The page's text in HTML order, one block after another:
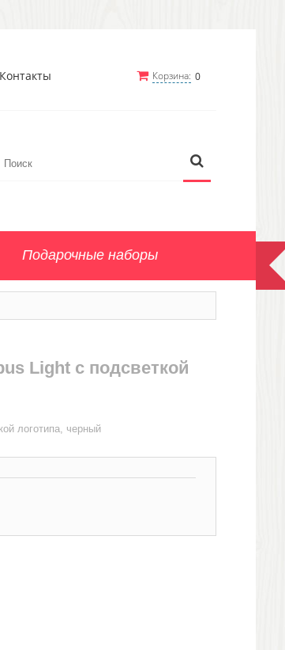
Корзина: 0
Контакты
Подарочные наборы
Light с подсветкой
логотипа, черный